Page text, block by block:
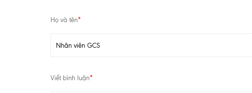
Họ và tên*
Viết bình luận*